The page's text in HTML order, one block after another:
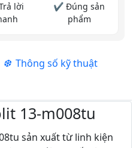
lời
✔ Đúng sản
phẩm
Thông số kỹ thuật
13-m008tu
sản xuất từ linh kiện